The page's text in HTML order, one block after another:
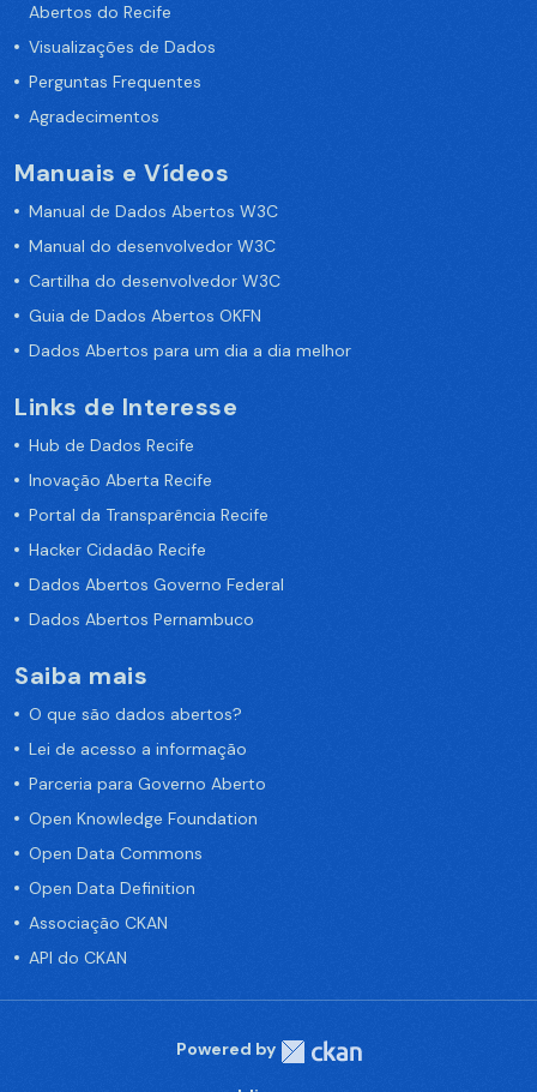
Abertos do Recife
Visualizações de Dados
Perguntas Frequentes
Agradecimentos
Manuais e Vídeos
Manual de Dados Abertos W3C
Manual do desenvolvedor W3C
Cartilha do desenvolvedor W3C
Guia de Dados Abertos OKFN
Dados Abertos para um dia a dia melhor
Links de Interesse
Hub de Dados Recife
Inovação Aberta Recife
Portal da Transparência Recife
Hacker Cidadão Recife
Dados Abertos Governo Federal
Dados Abertos Pernambuco
Saiba mais
O que são dados abertos?
Lei de acesso a informação
Parceria para Governo Aberto
Open Knowledge Foundation
Open Data Commons
Open Data Definition
Associação CKAN
API do CKAN
Powered by